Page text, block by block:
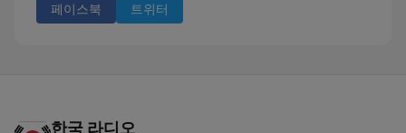
페이스북 트위터
한국 라디오